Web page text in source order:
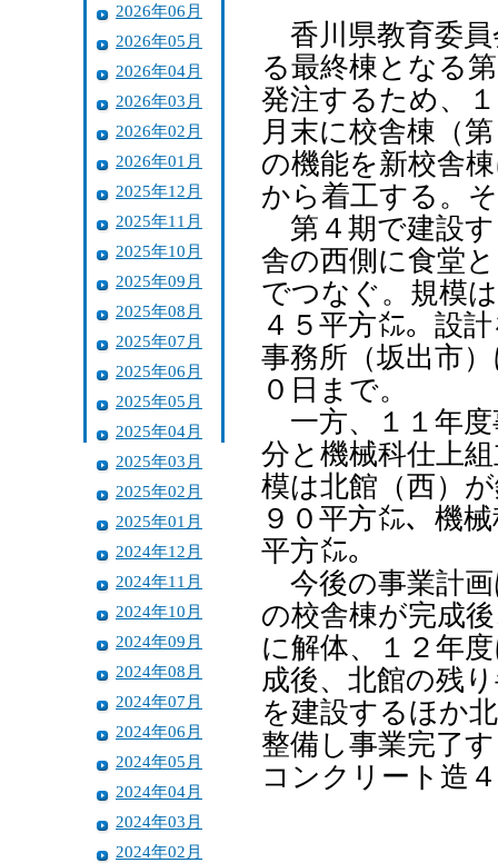
2026年06月
2026年05月
2026年04月
2026年03月
2026年02月
2026年01月
2025年12月
2025年11月
2025年10月
2025年09月
2025年08月
2025年07月
2025年06月
2025年05月
2025年04月
2025年03月
2025年02月
2025年01月
2024年12月
2024年11月
2024年10月
2024年09月
2024年08月
2024年07月
2024年06月
2024年05月
2024年04月
2024年03月
2024年02月
香川県教育委員
る最終棟となる
発注するため、
月末に校舎棟（
の機能を新校舎
から着工する。
第４期で建設す
舎の西側に食堂
でつなぐ。規模
４５平方㍍。設
事務所（坂出市
０日まで。
一方、１１年度
分と機械科仕上
模は北館（西）
９０平方㍍、機
平方㍍。
今後の事業計画
の校舎棟が完成
に解体、１２年
成後、北館の残
を建設するほか
整備し事業完了
コンクリート造